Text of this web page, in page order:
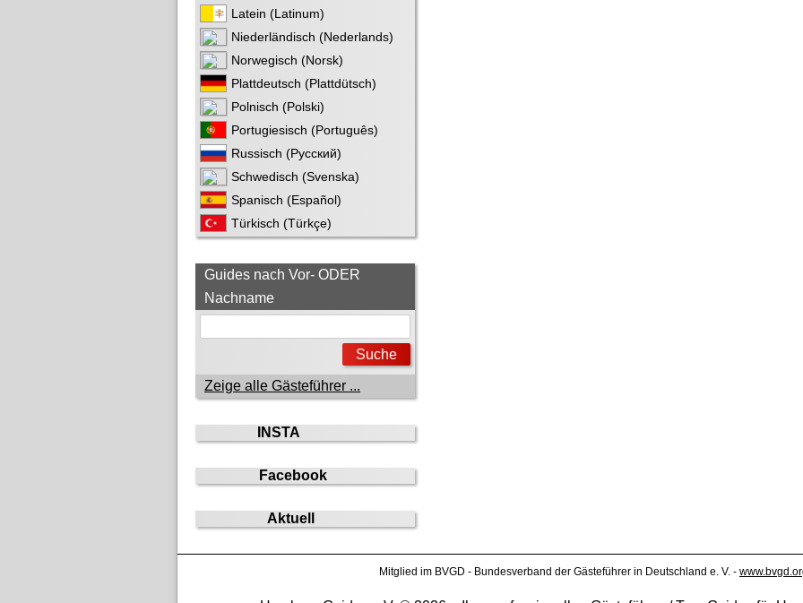
Latein (Latinum)
Niederländisch (Nederlands)
Norwegisch (Norsk)
Plattdeutsch (Plattdütsch)
Polnisch (Polski)
Portugiesisch (Português)
Russisch (Русский)
Schwedisch (Svenska)
Spanisch (Español)
Türkisch (Türkçe)
Guides nach Vor- ODER
Nachname
Zeige alle Gästeführer ...
INSTA
Facebook
Aktuell
Mitglied im BVGD - Bundesverband der Gästeführer in Deutschland e. V. -